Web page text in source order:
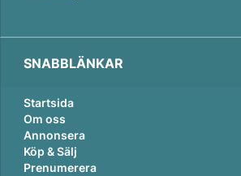
SNABBLÄNKAR
Startsida
Om oss
Annonsera
Köp & Sälj
Prenumerera